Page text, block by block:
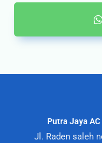
Putra Jaya
Jl. Raden saleh